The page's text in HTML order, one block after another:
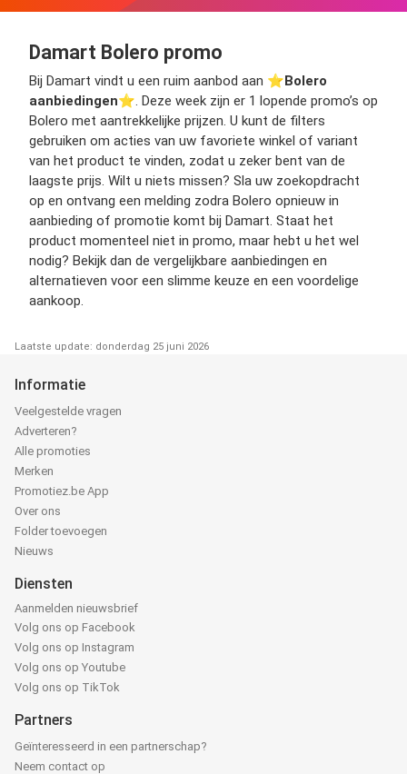
Damart Bolero promo
Bij Damart vindt u een ruim aanbod aan ⭐️Bolero
aanbiedingen⭐️. Deze week zijn er 1 lopende promo’s op
Bolero met aantrekkelijke prijzen. U kunt de filters
gebruiken om acties van uw favoriete winkel of variant
van het product te vinden, zodat u zeker bent van de
laagste prijs. Wilt u niets missen? Sla uw zoekopdracht
op en ontvang een melding zodra Bolero opnieuw in
aanbieding of promotie komt bij Damart. Staat het
product momenteel niet in promo, maar hebt u het wel
nodig? Bekijk dan de vergelijkbare aanbiedingen en
alternatieven voor een slimme keuze en een voordelige
aankoop.
Laatste update: donderdag 25 juni 2026
Informatie
Veelgestelde vragen
Adverteren?
Alle promoties
Merken
Promotiez.be App
Over ons
Folder toevoegen
Nieuws
Diensten
Aanmelden nieuwsbrief
Volg ons op Facebook
Volg ons op Instagram
Volg ons op Youtube
Volg ons op TikTok
Partners
Geïnteresseerd in een partnerschap?
Neem contact op